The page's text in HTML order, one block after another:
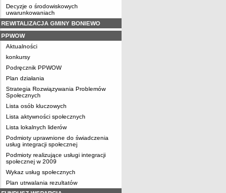
Decyzje o środowiskowych
uwarunkowaniach
REWITALIZACJA GMINY BONIEWO
PPWOW
Aktualności
konkursy
Podręcznik PPWOW
Plan działania
Strategia Rozwiązywania Problemów
Społecznych
Lista osób kluczowych
Lista aktywności społecznych
Lista lokalnych liderów
Podmioty uprawnione do świadczenia
usług integracji społecznej
Podmioty realizujące usługi integracji
społecznej w 2009
Wykaz usług społecznych
Plan utrwalania rezultatów